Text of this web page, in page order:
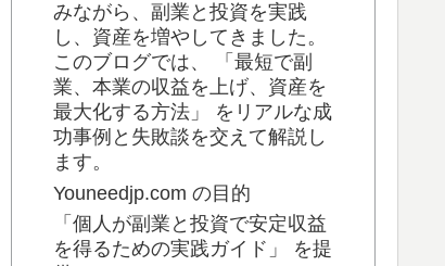
みながら、副業と投資を実践
し、資産を増やしてきました。
このブログでは、 「最短で副
業、本業の収益を上げ、資産を
最大化する方法」 をリアルな成
功事例と失敗談を交えて解説し
ます。
Youneedjp.com の目的
「個人が副業と投資で安定収益
を得るための実践ガイド」 を提